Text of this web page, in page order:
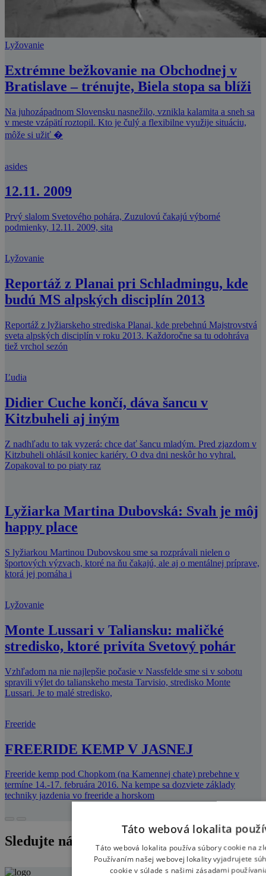
Lyžovanie
Extrémne bežkovanie na Obchodnej v
Bratislave – trénujte, Biela stopa sa blíži
Na juhozápadnom Slovensku nasnežilo, vznikla kalamita a sneh sa
v meste vzápätí roztopil. Kto je čulý a flexibilne využije situáciu,
môže si užiť �
asides
12.11. 2009
Prvý slalom Svetového pohára, Zuzulovú čakajú výborné
podmienky, 12.11. 2009, sita
Lyžovanie
Reportáž z Planai pri Schladmingu, kde
budú MS alpských disciplín 2013
Reportáž z lyžiarskeho strediska Planai, kde prebehnú Majstrovstvá
sveta alpských disciplín v roku 2013. Každoročne sa tu odohráva
tiež vrchol sezón
Ľudia
Didier Cuche končí, dáva šancu v
Kitzbuheli aj iným
Z nadhľadu to tak vyzerá: chce dať šancu mladým. Pred zjazdom v
Kitzbuheli ohlásil koniec kariéry. O dva dni neskôr ho vyhral.
Zopakoval to po piaty raz
Lyžiarka Martina Dubovská: Svah je môj
happy place
S lyžiarkou Martinou Dubovskou sme sa rozprávali nielen o
športových výzvach, ktoré na ňu čakajú, ale aj o mentálnej príprave,
ktorá jej pomáha i
Lyžovanie
Monte Lussari v Taliansku: maličké
stredisko, ktoré privíta Svetový pohár
Vzhľadom na nie najlepšie počasie v Nassfelde sme si v sobotu
spravili výlet do talianskeho mesta Tarvisio, stredisko Monte
Lussari. Je to malé stredisko,
Freeride
FREERIDE KEMP V JASNEJ
Freeride kemp pod Chopkom (na Kamennej chate) prebehne v
termíne 14.-17. februára 2016. Na kempe sa dozviete základy
techniky jazdenia vo freeride a horskom
Sledujte nás na instagrame
Táto webová lokalita
Táto webová lokalita používa súbory cookie na
Používaním našej webovej lokality vyjadrujete
cookie v súlade s našimi zásadami